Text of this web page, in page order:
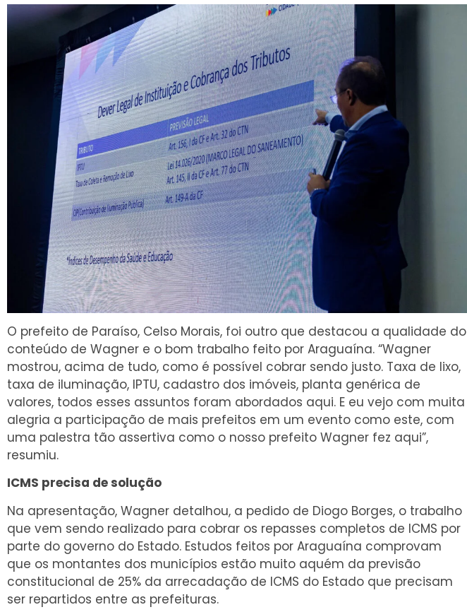
O prefeito de Paraíso, Celso Morais, foi outro que destacou a qualidade do
conteúdo de Wagner e o bom trabalho feito por Araguaína. “Wagner
mostrou, acima de tudo, como é possível cobrar sendo justo. Taxa de lixo,
taxa de iluminação, IPTU, cadastro dos imóveis, planta genérica de
valores, todos esses assuntos foram abordados aqui. E eu vejo com muita
alegria a participação de mais prefeitos em um evento como este, com
uma palestra tão assertiva como o nosso prefeito Wagner fez aqui”,
resumiu.
ICMS precisa de solução
Na apresentação, Wagner detalhou, a pedido de Diogo Borges, o trabalho
que vem sendo realizado para cobrar os repasses completos de ICMS por
parte do governo do Estado. Estudos feitos por Araguaína comprovam
que os montantes dos municípios estão muito aquém da previsão
constitucional de 25% da arrecadação de ICMS do Estado que precisam
ser repartidos entre as prefeituras.